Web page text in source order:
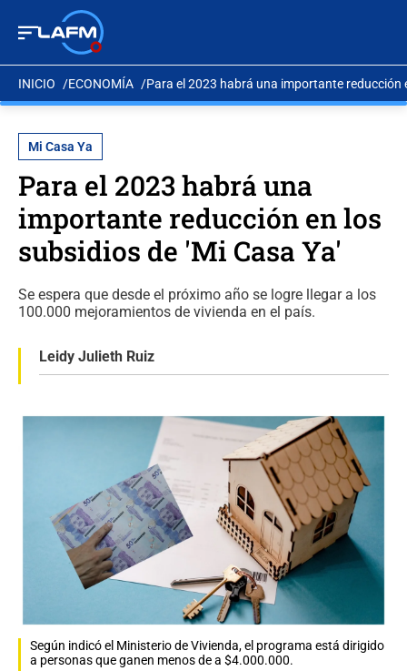
INICIO ECONOMÍA Para el 2023 habrá una importante reducción
Mi Casa Ya
Para el 2023 habrá una
importante reducción en los
subsidios de 'Mi Casa Ya'
Se espera que desde el próximo año se logre llegar a los
100.000 mejoramientos de vivienda en el país.
Leidy Julieth Ruiz
Según indicó el Ministerio de Vivienda, el programa está dirigido
a personas que ganen menos de a $4.000.000.